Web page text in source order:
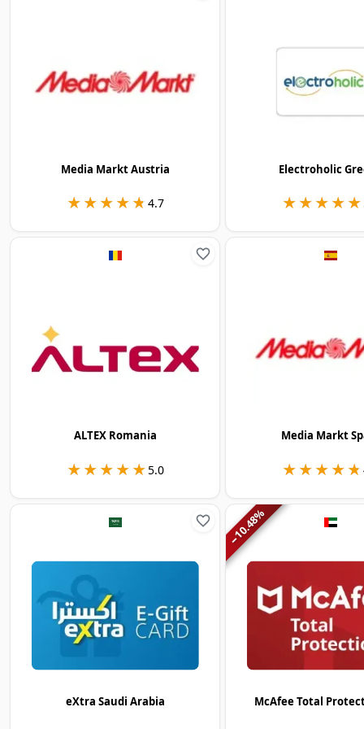
Media Markt Austria
★★★★★
★★★★★ 4.7
Electroholic
★★★★★
★★★★★
ALTEX Romania
★★★★★
★★★★★5.0
Media Markt
★★★★★
★★★★★
eXtra Saudi Arabia
−
10.48
%
McAfee Total